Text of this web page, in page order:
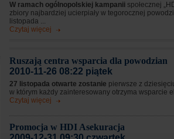
W ramach ogólnopolskiej kampanii społecznej
zbiory najbardziej ucierpiały w tegorocznej
listopada ...
Czytaj więcej
Ruszają centra wsparcia dla powodzian
2010-11-26 08:22 piątek
27 listopada otwarte zostanie pierwsze z
w którym każdy zainteresowany otrzyma wsparcie
Czytaj więcej
Promocja w HDI Asekuracja